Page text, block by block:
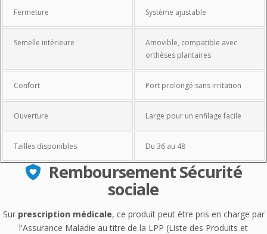
Fermeture Système ajustable
Semelle intérieure
Amovible, compatible avec
orthèses plantaires
Confort Port prolongé sans irritation
Ouverture Large pour un enfilage facile
Tailles disponibles Du 36 au 48
Remboursement Sécurité
sociale
Sur prescription médicale, ce produit peut être pris en charge par
l'Assurance Maladie au titre de la LPP (Liste des Produits et